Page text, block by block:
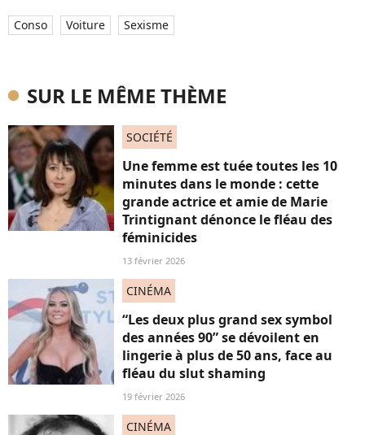
Conso Voiture Sexisme
SUR LE MÊME THÈME
SOCIÉTÉ
Une femme est tuée toutes les 10
minutes dans le monde : cette
grande actrice et amie de Marie
Trintignant dénonce le fléau des
féminicides
13 février 2026
CINÉMA
“Les deux plus grand sex symbol
des années 90” se dévoilent en
lingerie à plus de 50 ans, face au
fléau du slut shaming
19 février 2026
CINÉMA